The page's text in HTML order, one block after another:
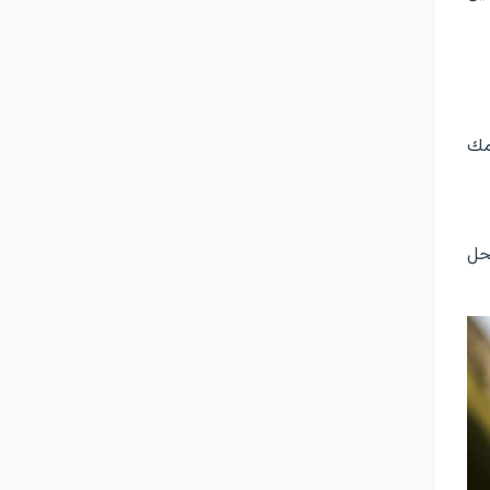
مدت ٢٠ دقيقه در محل